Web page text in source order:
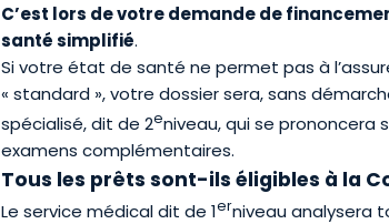
C’est lors de votre demande de
santé simplifié.
Si votre état de santé ne permet pas à
« standard », votre dossier sera, sans
spécialisé, dit de 2eniveau, qui se prononcera
examens complémentaires.
Tous les prêts sont-ils éligibles à la
Le service médical dit de 1erniveau analysera